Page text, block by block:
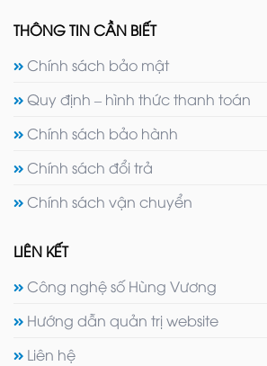
THÔNG TIN CẦN BIẾT
Chính sách bảo mật
Quy định – hình thức thanh toán
Chính sách bảo hành
Chính sách đổi trả
Chính sách vận chuyển
LIÊN KẾT
Công nghệ số Hùng Vương
Hướng dẫn quản trị website
Liên hệ